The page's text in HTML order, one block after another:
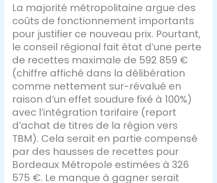
La majorité métropolitaine argue des
coûts de fonctionnement importants
pour justifier ce nouveau prix. Pourtant,
le conseil régional fait état d’une perte
de recettes maximale de 592 859 €
(chiffre affiché dans la délibération
comme nettement sur-révalué en
raison d’un effet soudure fixé à 100%)
avec l’intégration tarifaire (report
d’achat de titres de la région vers
TBM). Cela serait en partie compensé
par des hausses de recettes pour
Bordeaux Métropole estimées à 326
575 €. Le manque à gagner serait